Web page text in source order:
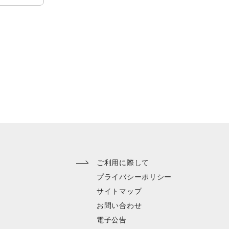
ご利用に際して
プライバシーポリシー
サイトマップ
お問い合わせ
電子公告